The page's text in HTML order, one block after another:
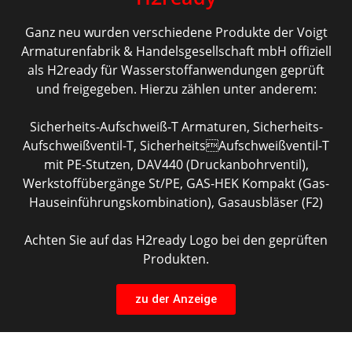
Ganz neu wurden verschiedene Produkte der Voigt
Armaturenfabrik & Handelsgesellschaft mbH offiziell
als H2ready für Wasserstoffanwendungen geprüft
und freigegeben. Hierzu zählen unter anderem:
Sicherheits-Aufschweiß-T Armaturen, Sicherheits-
Aufschweißventil-T, SicherheitsAufschweißventil-T
mit PE-Stutzen, DAV440 (Druckanbohrventil),
Werkstoffübergänge St/PE, GAS-HEK Kompakt (Gas-
Hauseinführungskombination), Gasausbläser (F2)
Achten Sie auf das H2ready Logo bei den geprüften
Produkten.
zu der Anzeige